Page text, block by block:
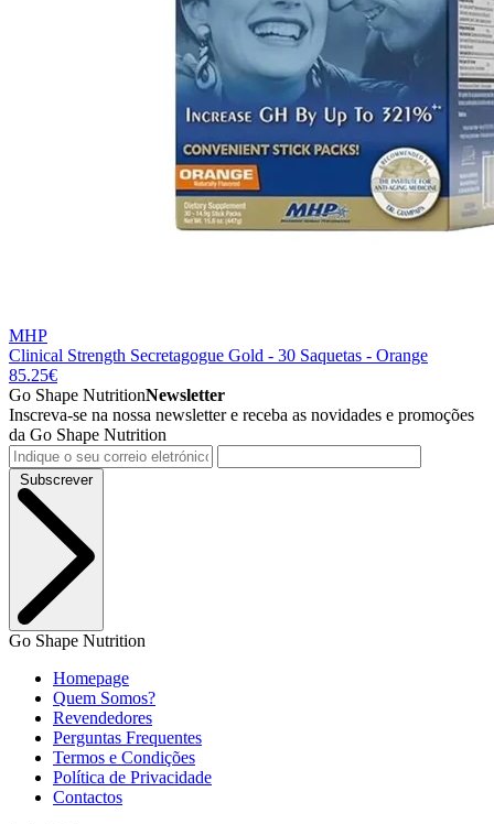
MHP
Clinical Strength Secretagogue Gold - 30 Saquetas - Orange
85.25€
Go Shape NutritionNewsletter
Inscreva-se na nossa newsletter e receba as novidades e promoções
da Go Shape Nutrition
Subscrever
Go Shape Nutrition
Homepage
Quem Somos?
Revendedores
Perguntas Frequentes
Termos e Condições
Política de Privacidade
Contactos